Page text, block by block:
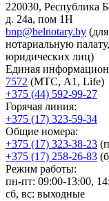
220030, Республика
д. 24а, пом 1Н
bnp@belnotary.by
нотариальную
юридических лиц)
Единая
7572 (МТС, A1, Life)
+375 (44) 592-99-27
Горячая линия:
+375 (17) 323-59-34
Общие номера:
+375 (17) 323-38-23
+375 (17) 258-26-83
Режим работы:
пн-пт: 09:00-13:00,
сб, вс: выходные